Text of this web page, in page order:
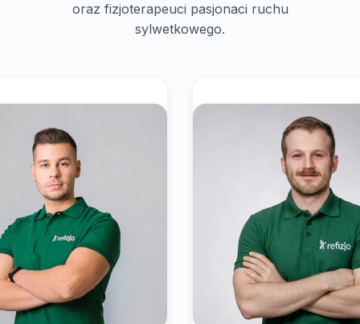
oraz fizjoterapeuci pasjonaci ruchu
sylwetkowego.